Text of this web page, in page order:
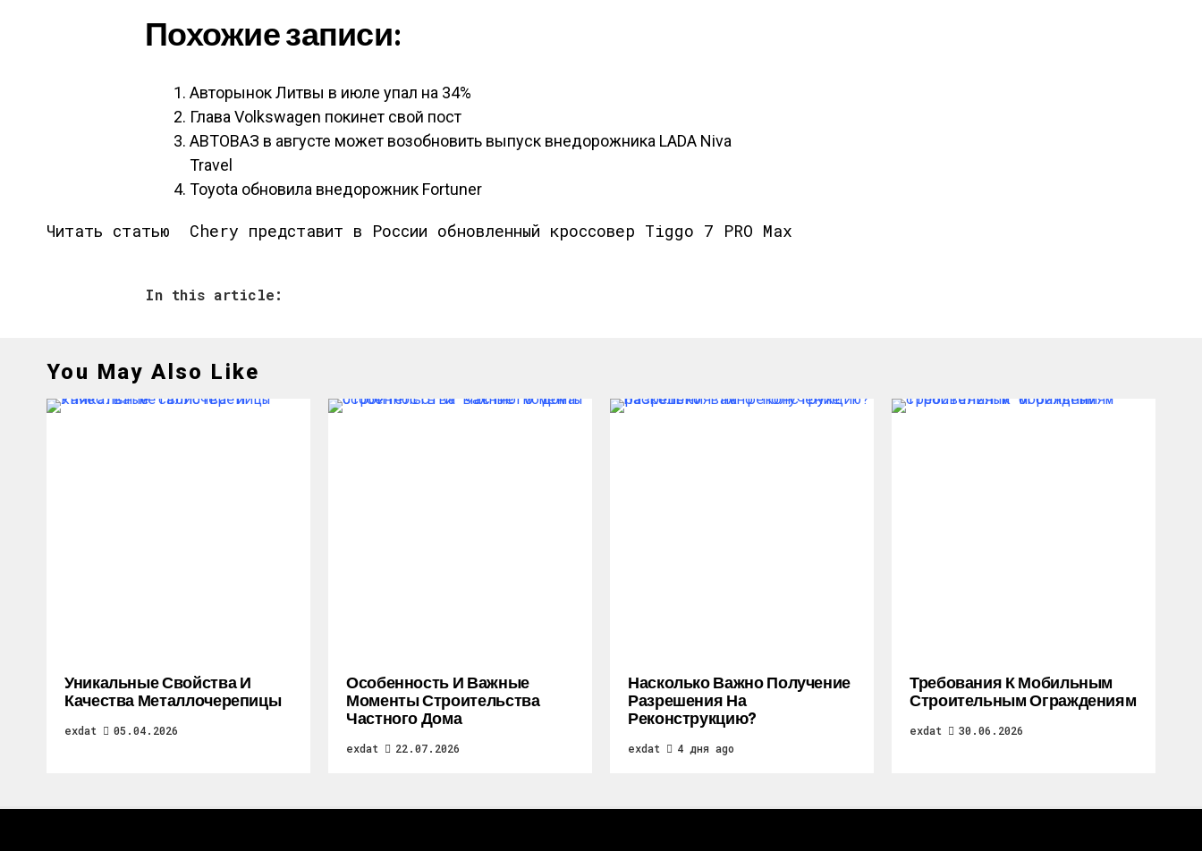
Похожие записи:
Авторынок Литвы в июле упал на 34%
Глава Volkswagen покинет свой пост
АВТОВАЗ в августе может возобновить выпуск внедорожника LADA Niva
Travel
Toyota обновила внедорожник Fortuner
Читать статью Chery представит в России обновленный кроссовер Tiggo 7 PRO Max
In this article:
You May Also Like
Уникальные Свойства И
Качества Металлочерепицы
exdat 05.04.2026
Особенность И Важные
Моменты Строительства
Частного Дома
exdat 22.07.2026
Насколько Важно Получение
Разрешения На
Реконструкцию?
exdat 4 дня ago
Требования К Мобильным
Строительным Ограждениям
exdat 30.06.2026